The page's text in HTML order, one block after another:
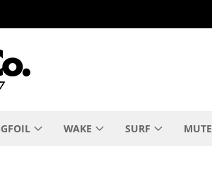
WAKE SURF MUTE